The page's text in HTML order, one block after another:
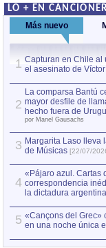
LO + EN
Más nuevo
1 Capturan en Chile al
el asesinato de
2
La comparsa Bantú
mayor desfile de
hecho fuera de
por Manel Gausachs
3 Margarita Laso lleva
de Músicas [22/07/
4
«Pájaro azul. Cartas
correspondencia
la dictadura argentina
5 «Cançons del Grec»
en una noche única